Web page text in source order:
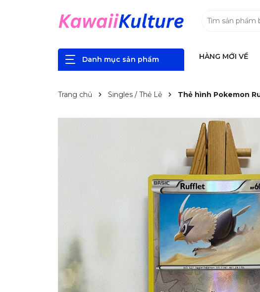
Danh mục sản phẩm HÀNG MỚI VỀ
Trang chủ Singles / Thẻ Lẻ Thẻ hình Pokemon